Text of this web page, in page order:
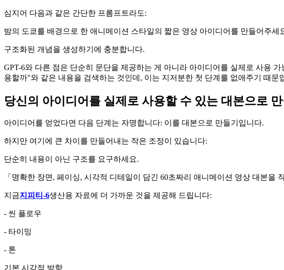
심지어 다음과 같은 간단한 프롬프트라도:
밤의 도쿄를 배경으로 한 애니메이션 스타일의 짧은 영상 아이디어를 만들어주세
구조화된 개념을 생성하기에 충분합니다.
GPT-6와 다른 점은 단순히 문단을 제공하는 게 아니라 아이디어를 실제로 사용
용할까"와 같은 내용을 검색하는 것인데, 이는 지저분한 첫 단계를 없애주기 때문
당신의 아이디어를 실제로 사용할 수 있는 대본으로
아이디어를 얻었다면 다음 단계는 자명합니다: 이를 대본으로 만들기입니다.
하지만 여기에 큰 차이를 만들어내는 작은 조정이 있습니다:
단순히 내용이 아닌 구조를 요구하세요.
「명확한 장면, 페이싱, 시각적 디테일이 담긴 60초짜리 애니메이션 영상 대본을
지금지피티-6생산용 자료에 더 가까운 것을 제공해 드립니다:
- 씬 플로우
- 타이밍
- 톤
기본 시각적 방향